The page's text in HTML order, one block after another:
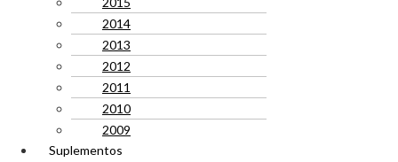
2014
2013
2012
2011
2010
2009
Suplementos